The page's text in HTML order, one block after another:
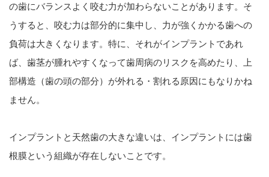
の歯にバランスよく咬む力が加わらないことがあります。そ
うすると、咬む力は部分的に集中し、力が強くかかる歯への
負荷は大きくなります。特に、それがインプラントであれ
ば、歯茎が腫れやすくなって歯周病のリスクを高めたり、上
部構造（歯の頭の部分）が外れる・割れる原因にもなりかね
ません。
インプラントと天然歯の大きな違いは、インプラントには歯
根膜という組織が存在しないことです。